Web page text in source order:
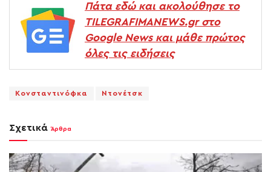
Πάτα εδώ και ακολούθησε το
TILEGRAFIMANEWS.gr στο
Google News και μάθε πρώτος
όλες τις ειδήσεις
Κονσταντινόφκα Ντονέτσκ
Σχετικά Άρθρα